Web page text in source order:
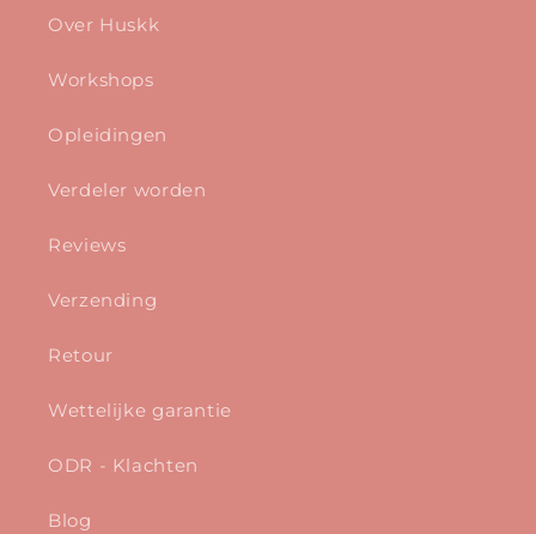
Over Huskk
Workshops
Opleidingen
Verdeler worden
Reviews
Verzending
Retour
Wettelijke garantie
ODR - Klachten
Blog